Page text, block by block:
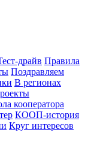
драйв Правила
Поздравляем
В регионах
кооператора
КООП-история
Круг интересов